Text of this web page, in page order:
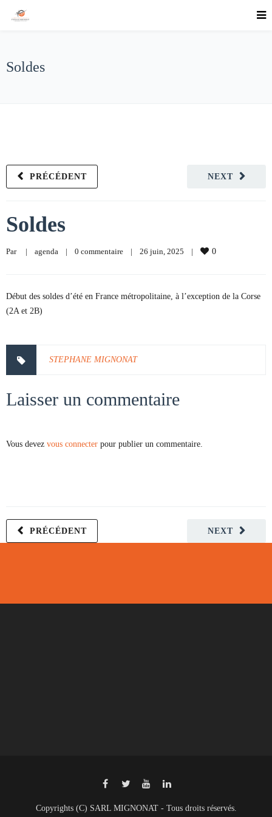
Soldes
NEXT
PRÉCÉDENT
Soldes
Par | agenda | 0 commentaire | 26 juin, 2025 | 0
Début des soldes d’été en France métropolitaine, à l’exception de la Corse
(2A et 2B)
STEPHANE MIGNONAT
Laisser un commentaire
Vous devez vous connecter pour publier un commentaire.
NEXT
PRÉCÉDENT
Copyrights (C) SARL MIGNONAT - Tous droits réservés.